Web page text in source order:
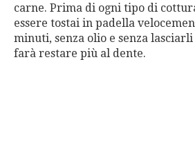
carne. Prima di ogni tipo di
essere tostai in padella
minuti, senza olio e senza
farà restare più al dente.